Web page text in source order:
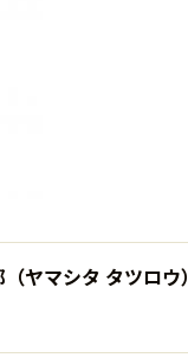
ヤマシタ タツロウ）